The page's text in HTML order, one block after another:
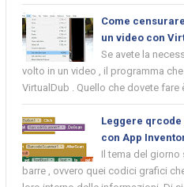
Come
un video con
Se avete la
volto in un video , il programma
VirtualDub . Quello che dovete fare
Leggere
con App
Il tema del
barre , ovvero quei codici grafici